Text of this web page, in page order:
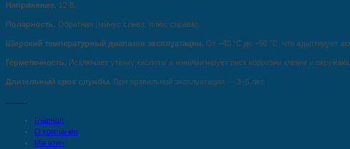
Напряжение. 12 В.
Полярность. Обратная (минус слева, плюс справа).
Широкий температурный диапазон эксплуатации. От −40 °C до +60 °C, что адаптирует
Герметичность. Исключает утечку кислоты и минимизирует риск коррозии клемм и
Длительный срок службы. При правильной эксплуатации — 3–5 лет.
Главная
О компании
Магазин